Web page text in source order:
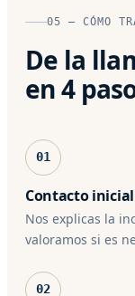
05 — CÓMO
De la
en 4
01
Contacto inicial
Nos explicas la
valoramos si es
02